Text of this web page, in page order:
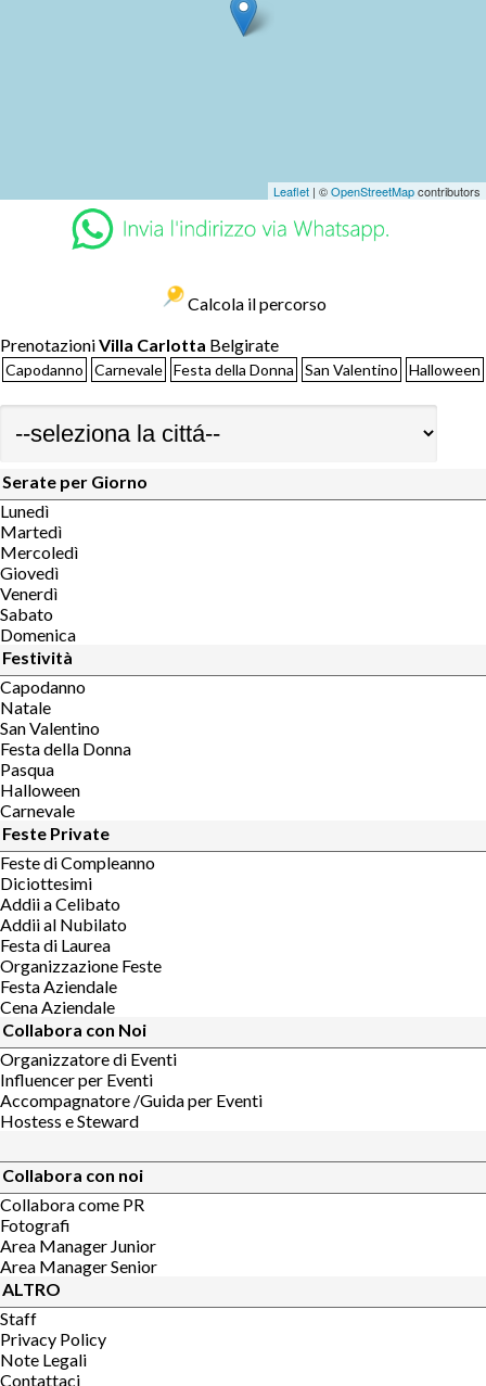
Leaflet | ©OpenStreetMapcontributors
Calcola il percorso
PrenotazioniVilla Carlotta Belgirate
Capodanno Carnevale Festa della Donna San Valentino Halloween
Serate per Giorno
Lunedì
Martedì
Mercoledì
Giovedì
Venerdì
Sabato
Domenica
Festività
Capodanno
Natale
San Valentino
Festa della Donna
Pasqua
Halloween
Carnevale
Feste Private
Feste di Compleanno
Diciottesimi
Addii a Celibato
Addii al Nubilato
Festa di Laurea
Organizzazione Feste
Festa Aziendale
Cena Aziendale
Collabora con Noi
Organizzatore di Eventi
Influencer per Eventi
Accompagnatore /Guida per Eventi
Hostess e Steward
Collabora con noi
Collabora come PR
Fotografi
Area Manager Junior
Area Manager Senior
ALTRO
Staff
Privacy Policy
Note Legali
Contattaci